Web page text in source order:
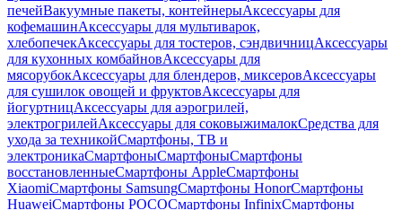
печейВакуумные пакеты, контейнерыАксессуары для
кофемашинАксессуары для мультиварок,
хлебопечекАксессуары для тостеров, сэндвичницАксессуары
для кухонных комбайновАксессуары для
мясорубокАксессуары для блендеров, миксеровАксессуары
для сушилок овощей и фруктовАксессуары для
йогуртницАксессуары для аэрогрилей,
электрогрилейАксессуары для соковыжималокСредства для
ухода за техникойСмартфоны, ТВ и
электроникаСмартфоныСмартфоныСмартфоны
восстановленныеСмартфоны AppleСмартфоны
XiaomiСмартфоны SamsungСмартфоны HonorСмартфоны
HuaweiСмартфоны POCOСмартфоны InfinixСмартфоны